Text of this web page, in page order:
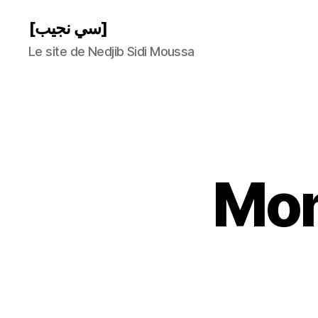
[سي نجيب]
Le site de Nedjib Sidi Moussa